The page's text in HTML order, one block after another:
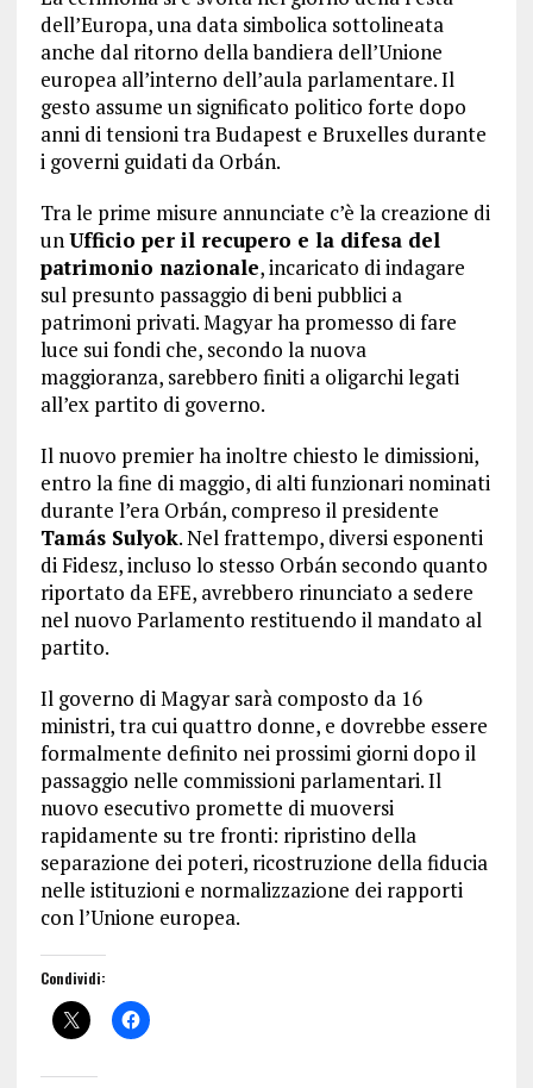
dell’Europa, una data simbolica sottolineata
anche dal ritorno della bandiera dell’Unione
europea all’interno dell’aula parlamentare. Il
gesto assume un significato politico forte dopo
anni di tensioni tra Budapest e Bruxelles durante
i governi guidati da Orbán.
Tra le prime misure annunciate c’è la creazione di
unUfficio per il recupero e la difesa del
patrimonio nazionale, incaricato di indagare
sul presunto passaggio di beni pubblici a
patrimoni privati. Magyar ha promesso di fare
luce sui fondi che, secondo la nuova
maggioranza, sarebbero finiti a oligarchi legati
all’ex partito di governo.
Il nuovo premier ha inoltre chiesto le dimissioni,
entro la fine di maggio, di alti funzionari nominati
durante l’era Orbán, compreso il presidente
Tamás Sulyok. Nel frattempo, diversi esponenti
di Fidesz, incluso lo stesso Orbán secondo quanto
riportato da EFE, avrebbero rinunciato a sedere
nel nuovo Parlamento restituendo il mandato al
partito.
Il governo di Magyar sarà composto da 16
ministri, tra cui quattro donne, e dovrebbe essere
formalmente definito nei prossimi giorni dopo il
passaggio nelle commissioni parlamentari. Il
nuovo esecutivo promette di muoversi
rapidamente su tre fronti: ripristino della
separazione dei poteri, ricostruzione della fiducia
nelle istituzioni e normalizzazione dei rapporti
con l’Unione europea.
Condividi: